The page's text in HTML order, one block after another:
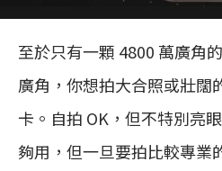
至於只有一顆 4800 萬廣角
廣角，你想拍大合照或壯闊
卡。自拍 OK，但不特別亮
夠用，但一旦要拍比較專業